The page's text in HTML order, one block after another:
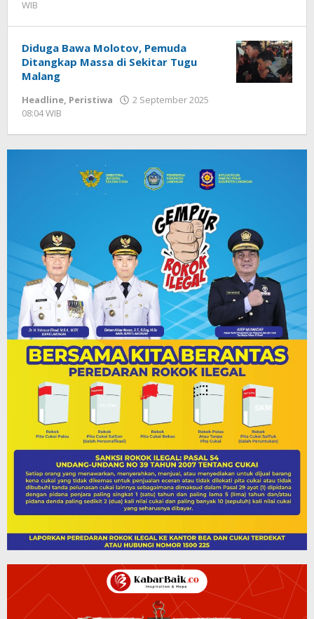
WIB
Diduga Bawa Molotov, Pemuda
Ditangkap Massa di Sekitar Tugu
Malang
Headline, Peristiwa
2 September 2025
08:04 WIB